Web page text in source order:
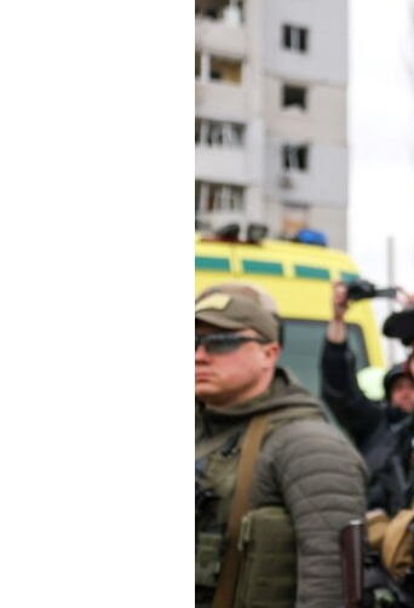
КРЫМ.НЕПОКОРЕННЫЙ
УКРАИНСКАЯ ПРОБЛЕМА КРЫМА